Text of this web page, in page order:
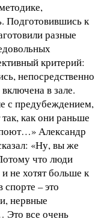
Подготовившись к
разные
критерий:
непосредственно
в зале.
с предубеждением,
как они раньше
поют…» Александр
«Ну, вы же
что люди
не хотят больше к
– это
нервные
Это все очень